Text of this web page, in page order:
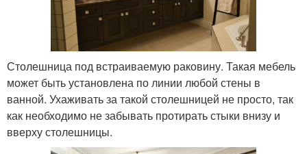
Столешница под встраиваемую раковину. Такая мебель
может быть установлена по линии любой стены в
ванной. Ухаживать за такой столешницей не просто, так
как необходимо не забывать протирать стыки внизу и
вверху столешницы.